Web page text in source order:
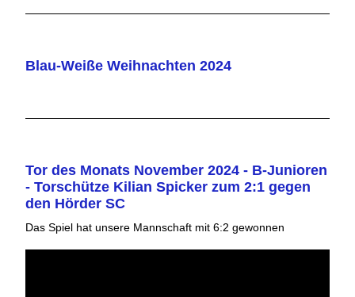
Blau-Weiße Weihnachten 2024
Tor des Monats November 2024 - B-Junioren
- Torschütze Kilian Spicker zum 2:1 gegen
den Hörder SC
Das Spiel hat unsere Mannschaft mit 6:2 gewonnen